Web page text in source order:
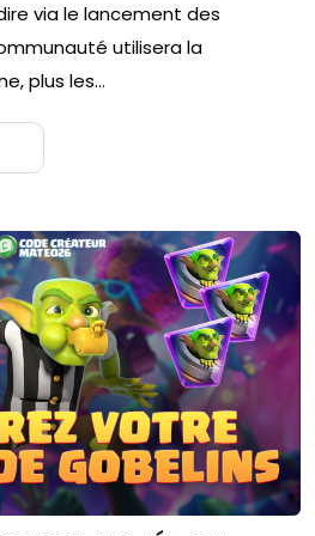
via le lancement des
utilisera la
plus les…